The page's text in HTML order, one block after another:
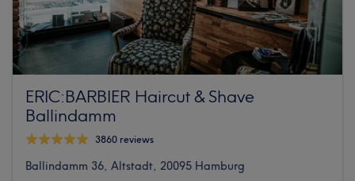
ERIC:BARBIER Haircut & Shave
Ballindamm
3860 reviews
Ballindamm 36, Altstadt, 20095 Hamburg